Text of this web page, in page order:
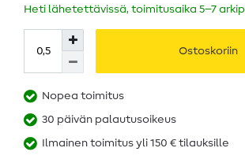
Heti lähetettävissä, toimitusaika 5–7
Ostoskoriin
Nopea toimitus
30 päivän palautusoikeus
Ilmainen toimitus yli 150 € tilauksille